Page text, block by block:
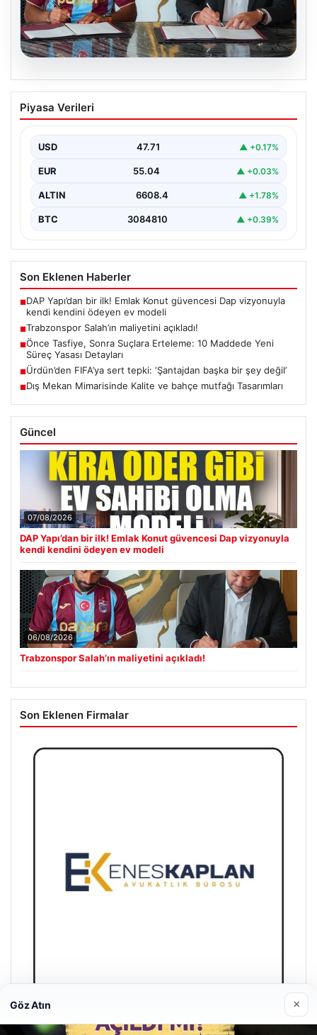
06.08.2026
Trabzonspor Salah’ın maliyetini
açıkladı!
Piyasa Verileri
USD 47.71 ▲ +0.17%
EUR 55.04 ▲ +0.03%
ALTIN 6608.4 ▲ +1.78%
BTC 3084810 ▲ +0.39%
Son Eklenen Haberler
■DAP Yapı’dan bir ilk! Emlak Konut güvencesi Dap vizyonuyla
kendi kendini ödeyen ev modeli
■Trabzonspor Salah’ın maliyetini açıkladı!
■Önce Tasfiye, Sonra Suçlara Erteleme: 10 Maddede Yeni
Süreç Yasası Detayları
■Ürdün’den FIFA’ya sert tepki: ‘Şantajdan başka bir şey değil’
■Dış Mekan Mimarisinde Kalite ve bahçe mutfağı Tasarımları
Güncel
07/08/2026
DAP Yapı’dan bir ilk! Emlak Konut güvencesi Dap vizyonuyla
kendi kendini ödeyen ev modeli
06/08/2026
Trabzonspor Salah’ın maliyetini açıkladı!
Son Eklenen Firmalar
Enes Kaplan Avukatlık Bürosu
Göz Atın ×